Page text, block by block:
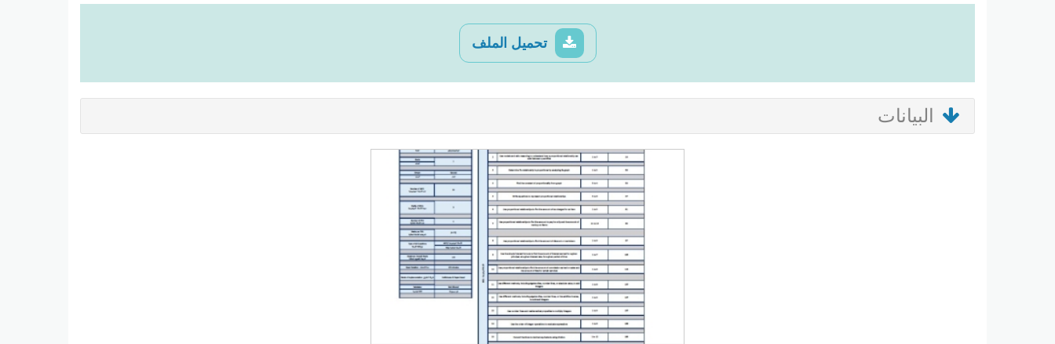
تحميل الملف
البيانات